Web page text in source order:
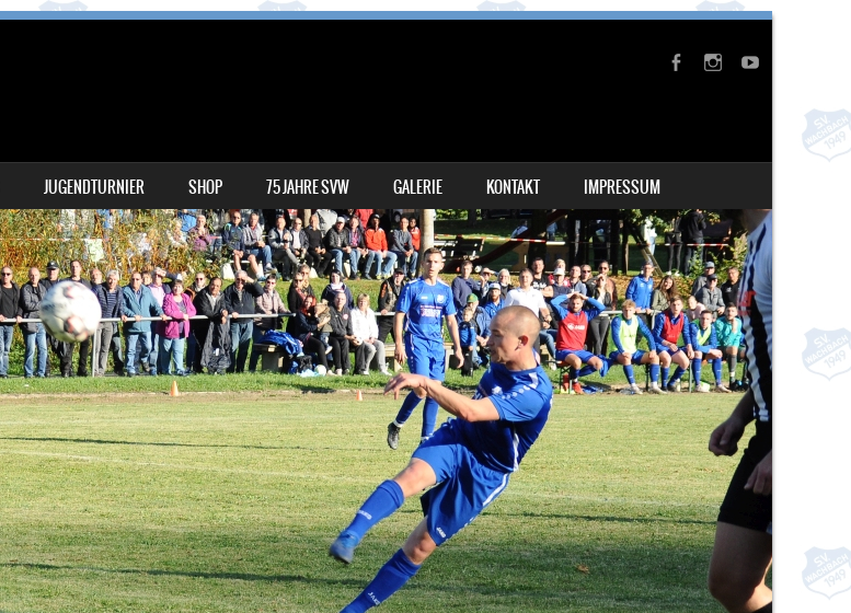
JUGENDTURNIER SHOP 75 JAHRE SVW GALERIE KONTAKT IMPRESSUM